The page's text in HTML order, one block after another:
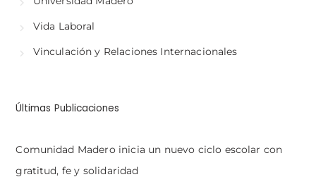
Vida Laboral
Vinculación y Relaciones Internacionales
Últimas Publicaciones
Comunidad Madero inicia un nuevo ciclo escolar con
gratitud, fe y solidaridad